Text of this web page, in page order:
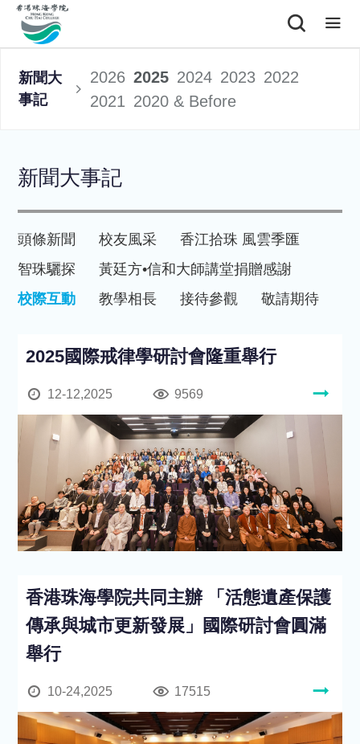
新聞大
事記
2026 2025 2024 2023 2022
2021 2020 & Before
新聞大事記
頭條新聞 校友風采
香江拾珠 風雲季匯
智珠驪探
黃廷方•信和大師講堂捐贈感謝
校際互動
教學相長 接待參觀 敬請期待
2025國際戒律學研討會隆重舉行
12-12,2025 9569
香港珠海學院共同主辦 「活態遺產保護
傳承與城市更新發展」國際研討會圓滿
舉行
10-24,2025 17515